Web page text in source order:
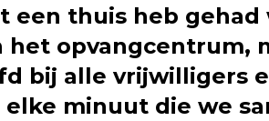
thuis heb gehad
opvangcentrum,
bij alle vrijwilligers
minuut die we